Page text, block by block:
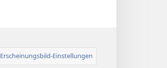
Erscheinungsbild-Einstellungen